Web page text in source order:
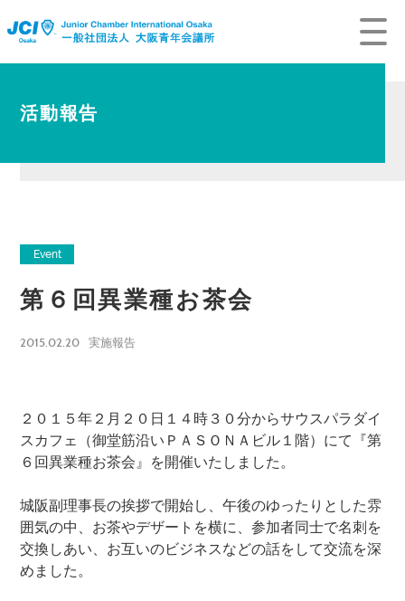
活動報告
Event
第６回異業種お茶会
2015.02.20 実施報告
２０１５年２月２０日１４時３０分からサウスパラダイ
スカフェ（御堂筋沿いＰＡＳＯＮＡビル１階）にて『第
６回異業種お茶会』を開催いたしました。
城阪副理事長の挨拶で開始し、午後のゆったりとした雰
囲気の中、お茶やデザートを横に、参加者同士で名刺を
交換しあい、お互いのビジネスなどの話をして交流を深
めました。